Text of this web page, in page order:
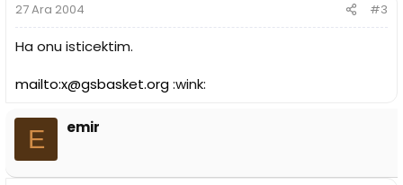
27 Ara 2004 #3
Ha onu isticektim.
mailto:x@gsbasket.org:wink:
E emir